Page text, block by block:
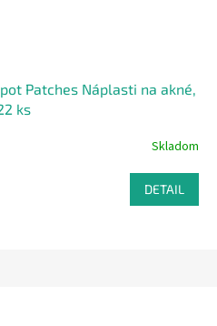
Patches Náplasti na akné,
ks
Skladom
DETAIL